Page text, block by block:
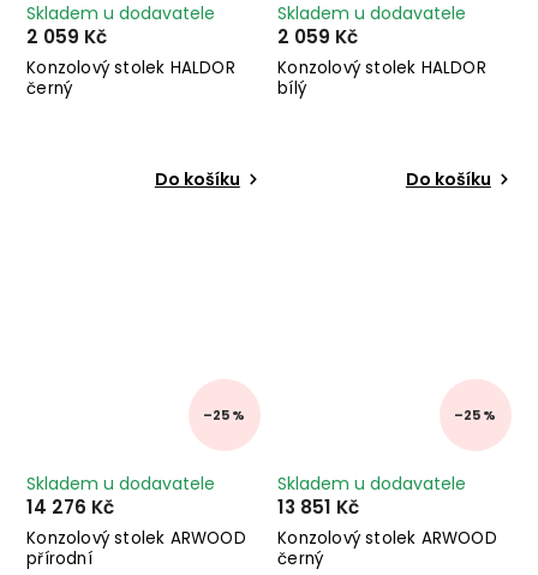
Konzolový stolek HALDOR
černý
Skladem u dodavatele
2 059 Kč
Do košíku
Konzolový stolek HALDOR
bílý
Skladem u dodavatele
2 059 Kč
Do košíku
–25 %
Konzolový stolek ARWOOD
přírodní
Skladem u dodavatele
14 276 Kč
–25 %
Konzolový stolek ARWOOD
černý
Skladem u dodavatele
13 851 Kč